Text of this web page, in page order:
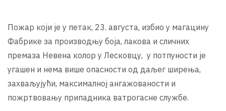
Пожар који је у петак, 23. августа, избио у магацину
Фабрике за производњу боја, лакова и сличних
премаза Невена колор у Лесковцу, у потпуности је
угашен и нема више опасности од даљег ширења,
захваљујући, максималној ангажованости и
пожртвовању припадника ватрогасне службе.